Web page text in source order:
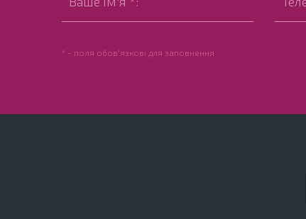
* - поля обов'язкові для заповнення